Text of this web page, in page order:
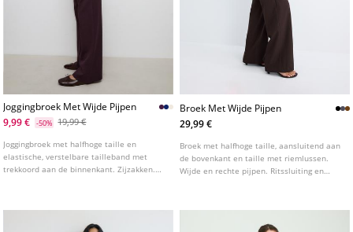
Joggingbroek Met Wijde Pijpen
9,99 €
-50% 19,99 €
Joggingbroek met halfhoge taille en
elastische, verstelbare tailleband met
trekkoord aan de binnenkant. Zijzakken.
Broek Met Wijde Pijpen
29,99 €
Broek met halfhoge taille, aansluitend aan
de bovenkant en taille met riemlussen.
Wijde en rechte pijpen. Ritssluiting en